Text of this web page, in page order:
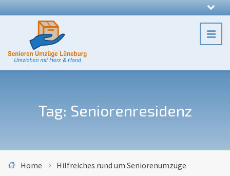
Tag: Seniorenresidenz
Home Hilfreiches rund um Seniorenumzüge